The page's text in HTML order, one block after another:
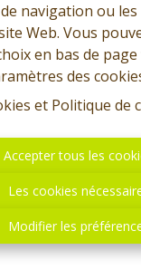
navigation ou
Web. Vous
en bas de
des
et Politique de
Accepter tous les
Les cookies
Modifier les
logement et